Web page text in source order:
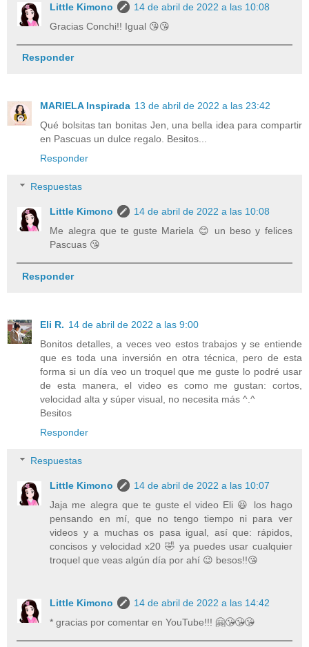
Little Kimono
14 de abril de 2022 a las 10:08
Gracias Conchi!! Igual 😘😘
Responder
MARIELA Inspirada 13 de abril de 2022 a las 23:42
Qué bolsitas tan bonitas Jen, una bella idea para compartir
en Pascuas un dulce regalo. Besitos...
Responder
Respuestas
Little Kimono
14 de abril de 2022 a las 10:08
Me alegra que te guste Mariela 😊 un beso y felices
Pascuas 😘
Responder
Eli R. 14 de abril de 2022 a las 9:00
Bonitos detalles, a veces veo estos trabajos y se entiende
que es toda una inversión en otra técnica, pero de esta
forma si un día veo un troquel que me guste lo podré usar
de esta manera, el video es como me gustan: cortos,
velocidad alta y súper visual, no necesita más ^.^
Besitos
Responder
Respuestas
Little Kimono
14 de abril de 2022 a las 10:07
Jaja me alegra que te guste el video Eli 😆 los hago
pensando en mí, que no tengo tiempo ni para ver
videos y a muchas os pasa igual, así que: rápidos,
concisos y velocidad x20 🤣 ya puedes usar cualquier
troquel que veas algún día por ahí 😉 besos!!😘
Little Kimono
14 de abril de 2022 a las 14:42
* gracias por comentar en YouTube!!! 🤗😘😘😘